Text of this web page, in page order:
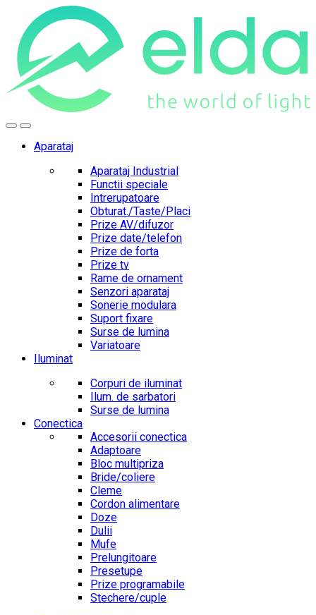
navigation
content
Aparataj
Aparataj Industrial
Functii speciale
Intrerupatoare
Obturat./Taste/Placi
Prize AV/difuzor
Prize date/telefon
Prize de forta
Prize tv
Rame de ornament
Senzori aparataj
Sonerie modulara
Suport fixare
Surse de lumina
Variatoare
Iluminat
Corpuri de iluminat
Ilum. de sarbatori
Surse de lumina
Conectica
Accesorii conectica
Adaptoare
Bloc multipriza
Bride/coliere
Cleme
Cordon alimentare
Doze
Dulii
Mufe
Prelungitoare
Presetupe
Prize programabile
Stechere/cuple